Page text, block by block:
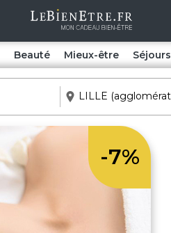
Beauté Mieux-être Séjours
-7%